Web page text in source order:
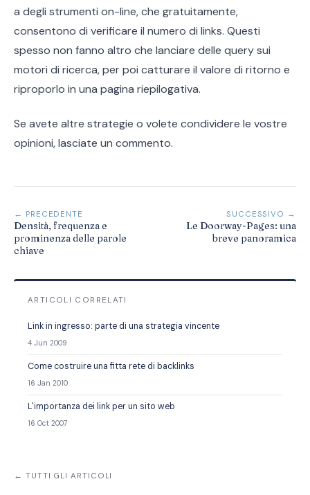
a degli strumenti on-line, che gratuitamente,
consentono di verificare il numero di links. Questi
spesso non fanno altro che lanciare delle query sui
motori di ricerca, per poi catturare il valore di ritorno e
riproporlo in una pagina riepilogativa.
Se avete altre strategie o volete condividere le vostre
opinioni, lasciate un commento.
← PRECEDENTE
Densità, frequenza e
prominenza delle parole
chiave
SUCCESSIVO →
Le Doorway-Pages: una
breve panoramica
ARTICOLI CORRELATI
Link in ingresso: parte di una strategia vincente
4 Jun 2009
Come costruire una fitta rete di backlinks
16 Jan 2010
L'importanza dei link per un sito web
16 Oct 2007
← TUTTI GLI ARTICOLI